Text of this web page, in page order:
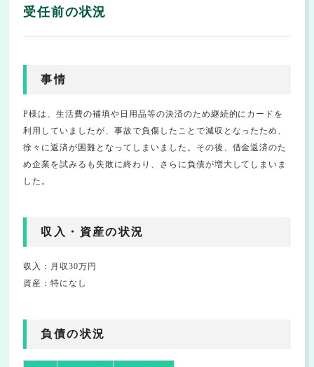
受任前の状況
事情
P様は、生活費の補填や日用品等の決済のため継続的にカードを
利用していましたが、事故で負傷したことで減収となったため、
徐々に返済が困難となってしまいました。その後、借金返済のた
め企業を試みるも失敗に終わり、さらに負債が増大してしまいま
した。
収入・資産の状況
収入：月収30万円
資産：特になし
負債の状況